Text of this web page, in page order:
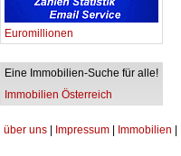
Euromillionen
Eine Immobilien-Suche für alle!
Immobilien Österreich
über uns Impressum Immobilien